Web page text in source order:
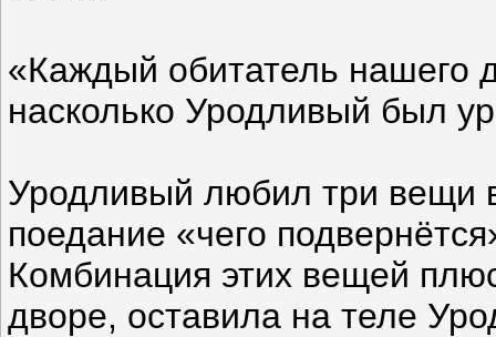
«Каждый обитатель нашего
насколько Уродливый был
Уродливый любил три вещи
поедание «чего
Комбинация этих вещей
дворе, оставила на теле